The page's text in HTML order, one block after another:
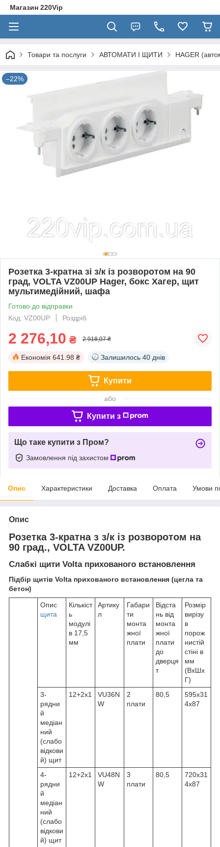
Магазин 220Vip
Товари та послуги АВТОМАТИ І ЩИТИ HAGER
–22%
Розетка 3-кратна зі з/к із розворотом на 90
град, VOLTA VZ00UP Hager, бокс Хагер, щит
мультимедійний, шафа
Готово до відправки
Код: VZ00UP
Роздріб
2 276,10 ₴ 2 918,07 ₴
Економія 641.98 ₴ Залишилось 40 днів
Купити
або
Купити з
Що таке купити з Пром?
Замовлення під захистом
Опис Характеристики Доставка Оплата Умови
Опис
Розетка 3-кратна з з/к із розворотом на
90 град., VOLTA VZ00UP.
Слабкі щити Volta прихованого встановлення
Підбір щитів Volta прихованого встановлення (цегла та
бетон)
Опис
щита
Кількіст
ь
модулі
в 17,5
мм
Артику
л
Габари
ти
монта
жної
плати
Відста
нь від
монта
жної
плати
до
дверця
т
Розмір
вирізу
в
порож
нистій
стіні в
мм
(ВхШх
Г)
3-
рядни
й
медіан
ний
(слабо
відкови
й) щит
12+2х1
VU36N
W
2
плати
80,5
595x31
4x87
4-
рядни
й
медіан
ний
(слабо
відкови
й) щит
12+2х1
VU48N
W
3
плати
80,5
720x31
4x87